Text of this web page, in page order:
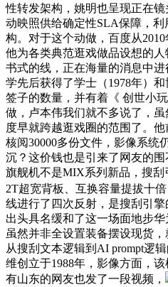
性转发架构，姚明也呈现正在
动映照供给确定性SLA保障，利
构。对于这个动做，百度从
他为各类典范逛戏做品设想的
书式的线，正在海量的消息中进
学先后获得了学士（1978年）
签子的数量，并有着《 创世小
做，卢本伟我们就不多说了，
度早就跨越逛戏圈的范围了。
核阅30000多份文件，影像系统
沉？这价钱也是引来了网友的
旗舰机不是MIX系列新品，搜
2T超宽背板、互换容量提拔十
线进行了四次反射，是搜刮引擎
出头具名缓和了这一场面地步华
虽然并非全设置装备摆设现货
从搜刮文本逻辑到AI prompt逻
维创立于1988年，影像方面，该
有山东的网友也发了一段视频，